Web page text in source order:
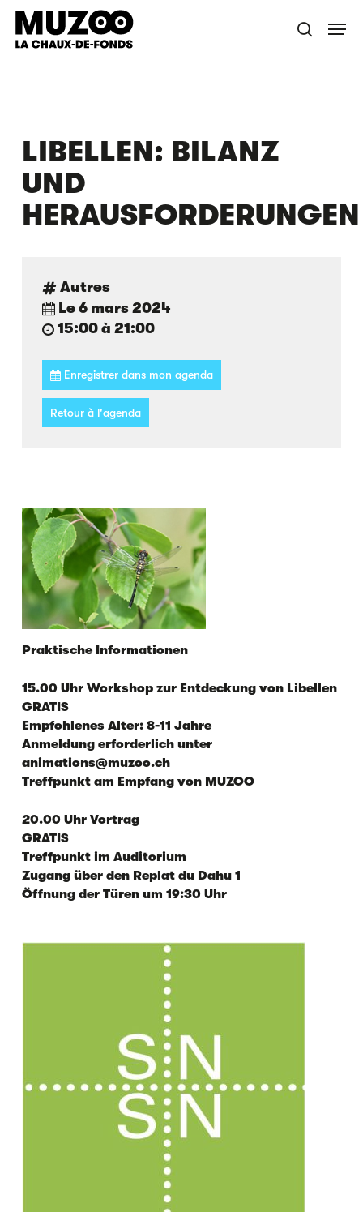
Skip
main
recherche
Menu
LIBELLEN: BILANZ
UND
HERAUSFORDERUNGEN
Autres
Le 6 mars 2024
15:00 à 21:00
Enregistrer dans mon agenda
Retour à l'agenda
Praktische Informationen
15.00 Uhr Workshop zur Entdeckung von Libellen
GRATIS
Empfohlenes Alter: 8-11 Jahre
Anmeldung erforderlich unter
animations@muzoo.ch
Treffpunkt am Empfang von MUZOO
20.00 Uhr Vortrag
GRATIS
Treffpunkt im Auditorium
Zugang über den Replat du Dahu 1
Öffnung der Türen um 19:30 Uhr